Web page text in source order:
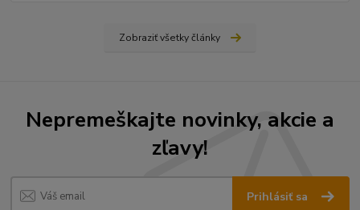
Zobraziť všetky články
Nepremeškajte novinky, akcie a
zľavy!
Prihlásiť sa